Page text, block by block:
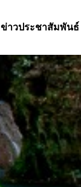
ข่าวประชาสัมพันธ์